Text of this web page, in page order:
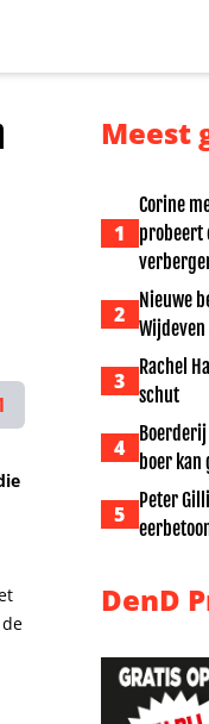
Meest
1
Corine
probeert
2
Nieuwe
3
Rachel
schut
4
boer kan
5
Peter
DenD